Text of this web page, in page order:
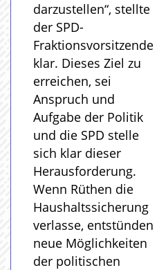
darzustellen“, stellte
der SPD-
Fraktionsvorsitzende
klar. Dieses Ziel zu
erreichen, sei
Anspruch und
Aufgabe der Politik
und die SPD stelle
sich klar dieser
Herausforderung.
Wenn Rüthen die
Haushaltssicherung
verlasse, entstünden
neue Möglichkeiten
der politischen